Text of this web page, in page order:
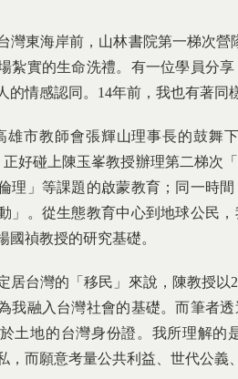
灣東海岸前，山林書院第一梯次
紮實的生命洗禮。有一位學員分
的情感認同。14年前，我也有著同
雄市教師會張輝山理事長的鼓舞
好碰上陳玉峯教授辦理第二梯次
理」等課題的啟蒙教育；同一時
」。從生態教育中心到地球公民
國禎教授的研究基礎。
居台灣的「移民」來說，陳教授
我融入台灣社會的基礎。而筆者
土地的台灣身份證。我所理解的
，而願意考量公共利益、世代公義